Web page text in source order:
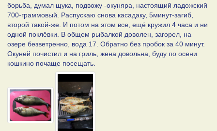
борьба, думал щука, подвожу -окуняра, настоящий ладожский
700-граммовый. Распускаю снова касадаку, 5минут-загиб,
второй такой-же. И потом на этом все, ещё кружил 4 часа и ни
одной поклёвки. В общем рыбалкой доволен, загорел, на
озере безветренно, вода 17. Обратно без пробок за 40 минут.
Окуней почистил и на гриль, жена довольна, буду по осени
кошкино почаще посещать.